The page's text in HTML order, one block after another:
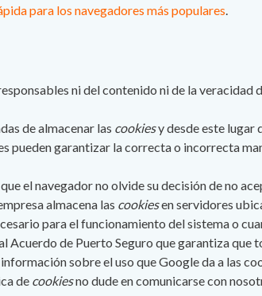
para los navegadores más populares.
ni del contenido ni de la
de almacenar las cookiesy desde este lugar
pueden garantizar la correcta o incorrecta
el navegador no olvide su decisión de no
almacena las cookiesen servidores
para el funcionamiento del sistema o
Acuerdo de Puerto Seguro que garantiza
sobre el uso que Google da a las
de cookiesno dude en comunicarse con